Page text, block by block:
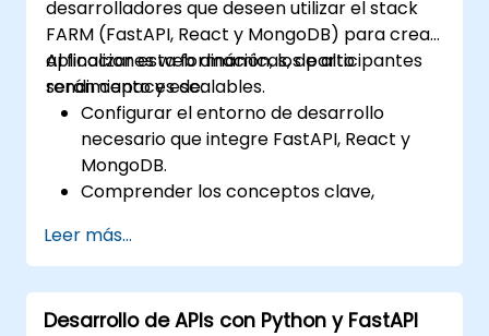
desarrolladores que deseen utilizar el stack
FARM (FastAPI, React y MongoDB) para crear
aplicaciones web dinámicas, de alto
rendimiento y escalables.
Al finalizar esta formación, los participantes
serán capaces de:
Configurar el entorno de desarrollo
necesario que integre FastAPI, React y
MongoDB.
Comprender los conceptos clave,
FARM.
Aprender a construir APIs REST con
FastAPI.
Descubrir cómo diseñar aplicaciones
Leer más...
Desarrollo de APIs con Python y FastAPI